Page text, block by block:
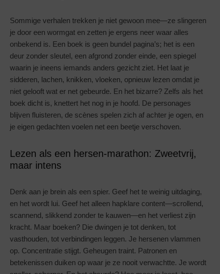
Sommige verhalen trekken je niet gewoon mee—ze slingeren
je door een wormgat en zetten je ergens neer waar alles
onbekend is. Een boek is geen bundel pagina’s; het is een
deur zonder sleutel, een afgrond zonder einde, een spiegel
waarin je ineens iemands anders gezicht ziet. Het laat je
sidderen, lachen, knikken, vloeken, opnieuw lezen omdat je
niet gelooft wat er net gebeurde. En het bizarre? Zelfs als het
boek dicht is, knettert het nog in je hoofd. De personages
blijven fluisteren, de scènes spelen zich af achter je ogen, en
je eigen gedachten voelen net een beetje verschoven.
Lezen als een hersen-marathon: Zweetvrij,
maar intens
Denk aan je brein als een spier. Geef het te weinig uitdaging,
en het wordt lui. Geef het alleen hapklare content—scrollend,
scannend, slikkend zonder te kauwen—en het verliest zijn
kracht. Maar boeken? Die dwingen je tot denken, tot
vasthouden, tot verbindingen leggen. Je hersenen vlammen
op. Concentratie stijgt. Geheugen traint. Patronen en
betekenissen duiken op waar je ze nooit verwachtte. Je wordt